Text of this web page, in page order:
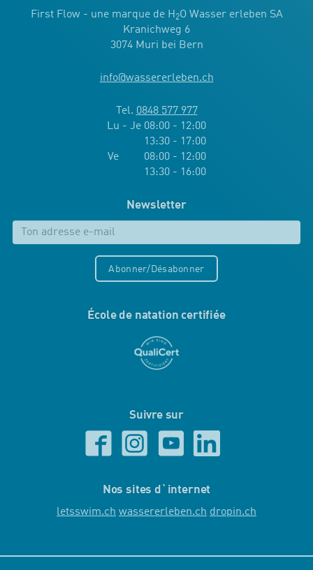
First Flow - une marque de H2O Wasser erleben SA
Kranichweg 6
3074 Muri bei Bern
info@wassererleben.ch
Tel. 0848 577 977
Lu - Je 08:00 - 12:00
13:30 - 17:00
Ve 08:00 - 12:00
13:30 - 16:00
Newsletter
Abonner/Désabonner
École de natation certifiée
Suivre sur
Nos sites d`internet
letsswim.ch wassererleben.ch dropin.ch